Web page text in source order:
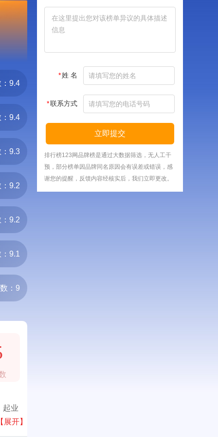
9.4
9.4
9.3
9.2
9.2
9.1
：9
起业
【展开】
*姓 名
*联系方式
立即提交
排行榜123网品牌榜是通过大数据筛选，无人工干
预，部分榜单因品牌同名原因会有误差或错误，感
谢您的提醒，反馈内容经核实后，我们立即更改。